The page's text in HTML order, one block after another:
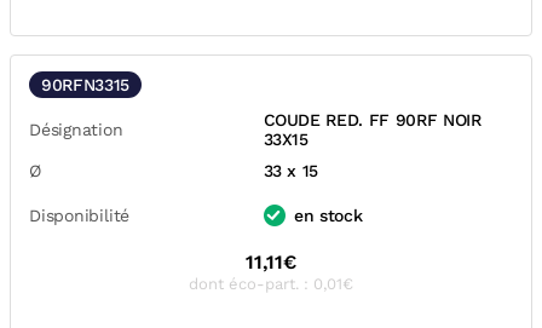
90RFN3315
Désignation
COUDE RED. FF 90RF NOIR
33X15
Ø
33 x 15
Disponibilité en stock
11,11€
dont éco-part. : 0,01€